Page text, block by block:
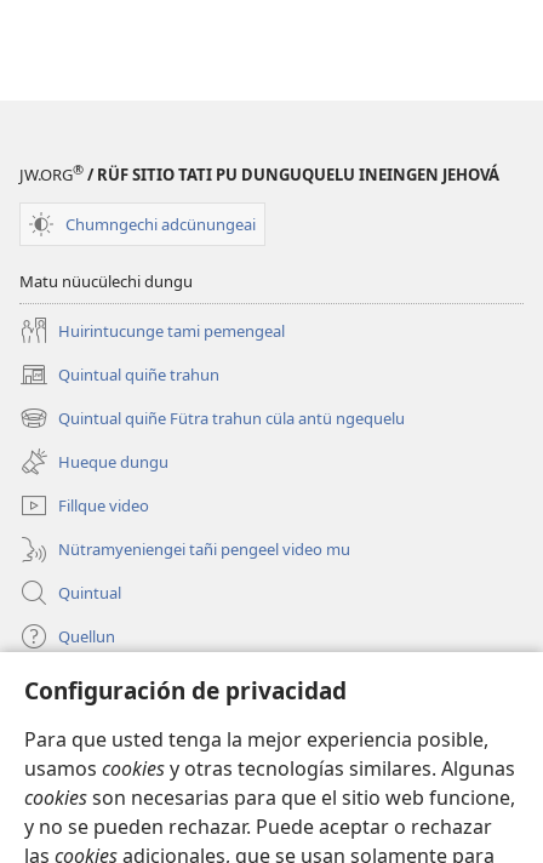
Configuración de privacidad
Para que usted tenga la mejor experiencia posible,
usamos cookiesy otras tecnologías similares. Algunas
cookiesson necesarias para que el sitio web funcione,
y no se pueden rechazar. Puede aceptar o rechazar
las cookiesadicionales, que se usan solamente para
JW.ORG® / RÜF SITIO TATI PU DUNGUQUELU INEINGEN JEHOVÁ
Chumngechi adcünungeai
Matu nüucülechi dungu
Huirintucunge tami pemengeal
Quintual quiñe trahun
(peafiel
quiñe
hue
pestaña
mu)
Quintual quiñe Fütra trahun cüla antü ngequelu
(peafiel
quiñe
hue
pestaña
mu)
Hueque dungu
Fillque video
Nütramyeniengei tañi pengeel video mu
Quintual
Quellun
Tami quelluntucuquem plata mu
quiñe
hue
pestaña
mu)
INTERNET MÜLEYECHI LIFRU Watchtower™
(peafiel
quiñe
hue
pestaña
JW Hub
(peafiel
quiñe